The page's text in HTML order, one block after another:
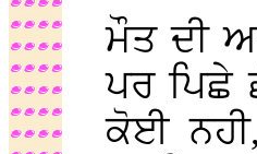
ਮੌਤ ਦੀ
ਪਰ ਪਿਛੇ
ਕੋਈ